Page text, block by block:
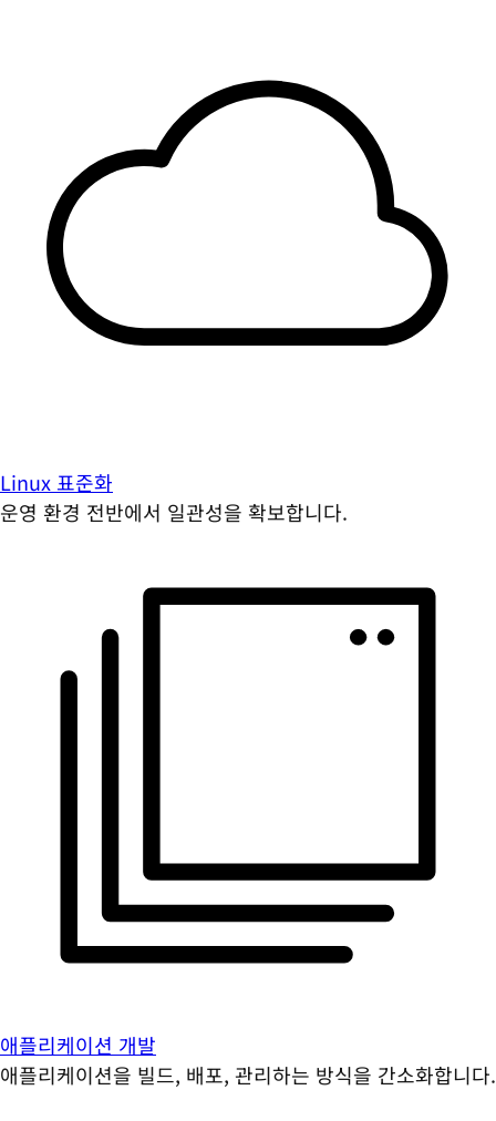
Linux 표준화
운영 환경 전반에서 일관성을 확보합니다.
애플리케이션 개발
애플리케이션을 빌드, 배포, 관리하는 방식을 간소화합니다.